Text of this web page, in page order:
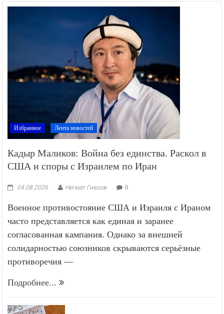
Избранное Лента новостей
Кадыр Маликов: Война без единства. Раскол в
США и споры с Израилем по Иран
04.08.2026 Негмат Гиясов 0
Военное противостояние США и Израиля с Ираном
часто представляется как единая и заранее
согласованная кампания. Однако за внешней
солидарностью союзников скрываются серьёзные
противоречия —
Подробнее...